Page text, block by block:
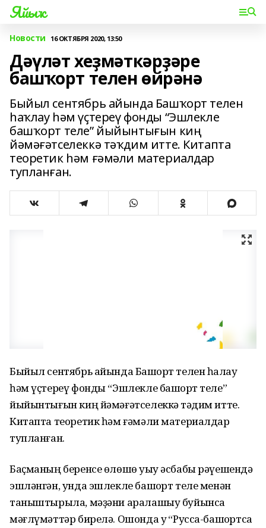
Яйыҡ
Новости 16 ОКТЯБРЯ 2020, 13:50
Дәүләт хеҙмәткәрҙәре
башҡорт телен өйрәнә
Быйыл сентябрь айында Башҡорт телен
һаҡлау һәм үҫтереү фонды “Эшлекле
башҡорт теле” йыйынтығын киң
йәмәғәтселеккә тәҡдим итте. Китапта
теоретик һәм ғәмәли материалдар
тупланған.
Быйыл сентябрь айында Башҡорт телен һаҡлау
һәм үҫтереү фонды “Эшлекле башҡорт теле”
йыйынтығын киң йәмәғәтселеккә тәҡдим итте.
Китапта теоретик һәм ғәмәли материалдар
тупланған.
Баҫманың беренсе өлөшө уҡыу әсбабы рәүешендә
эшләнгән, унда эшлекле башҡорт теле менән
таныштырыла, мәҙәни аралашыу буйынса
мәғлүмәттәр бирелә. Ошонда уҡ “Русса-башҡортса